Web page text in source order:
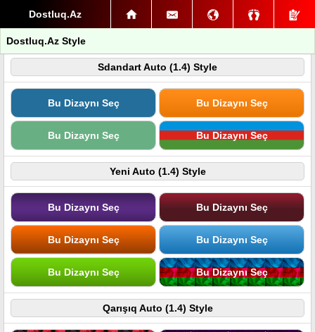
Dostluq.Az
Dostluq.Az Style
Sdandart Auto (1.4) Style
Bu Dizaynı Seç Bu Dizaynı Seç
Bu Dizaynı Seç Bu Dizaynı Seç
Yeni Auto (1.4) Style
Bu Dizaynı Seç Bu Dizaynı Seç
Bu Dizaynı Seç Bu Dizaynı Seç
Bu Dizaynı Seç Bu Dizaynı Seç
Qarışıq Auto (1.4) Style